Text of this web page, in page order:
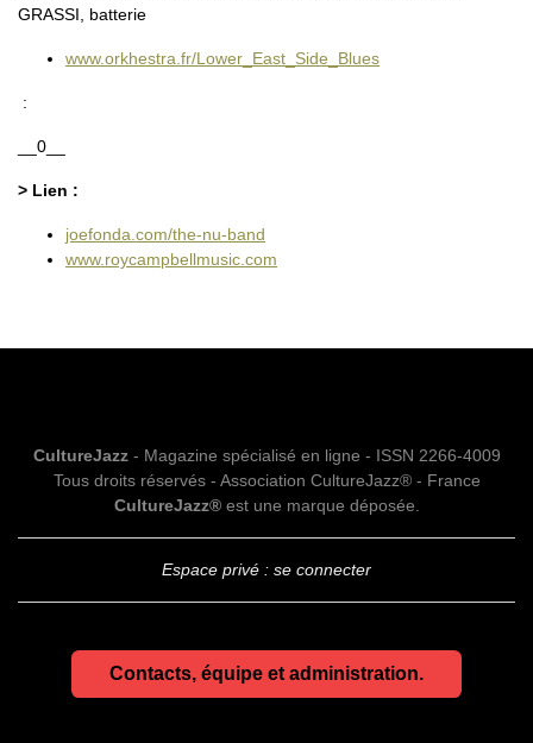
GRASSI, batterie
www.orkhestra.fr/Lower_East_Side_Blues
:
__0__
> Lien :
joefonda.com/the-nu-band
www.roycampbellmusic.com
CultureJazz- Magazine spécialisé en ligne - ISSN 2266-4009
Tous droits réservés - Association CultureJazz® - France
CultureJazz®est une marque déposée.
Espace privé : se connecter
Contacts, équipe et administration.